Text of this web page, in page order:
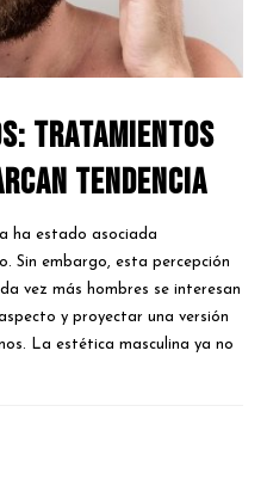
tratamientos
tendencia
ha estado asociada
Sin embargo, esta percepción
vez más hombres se interesan
y proyectar una versión
La estética masculina ya no